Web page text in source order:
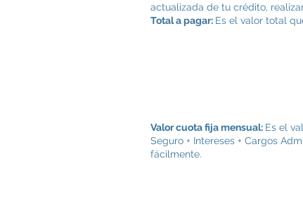
actualizada de tu crédito,
Total a pagar: Es el valor total
Proceso
Cargos
Capital
Valor cuota fija mensual: Es el
Seguro + Intereses + Cargos
fácilmente.